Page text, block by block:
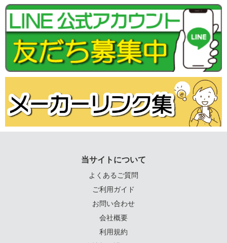
当サイトについて
よくあるご質問
ご利用ガイド
お問い合わせ
会社概要
利用規約